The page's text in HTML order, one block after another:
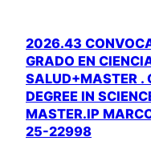
2026.43
GRADO EN
SALUD+MASTER .
DEGREE IN
MASTER.IP
25-22998